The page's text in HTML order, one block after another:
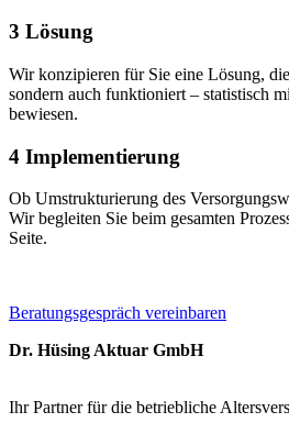
3 Lösung
Wir konzipieren für Sie eine Lösung,
sondern auch funktioniert – statistisch
bewiesen.
4 Implementierung
Ob Umstrukturierung des
Wir begleiten Sie beim gesamten
Seite.
Beratungsgespräch vereinbaren
Dr. Hüsing Aktuar GmbH
Ihr Partner für die betriebliche